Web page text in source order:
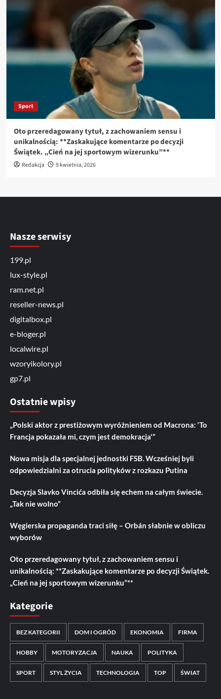
Sport
Oto przeredagowany tytuł, z zachowaniem sensu i
unikalnością: **Zaskakujące komentarze po decyzji
Świątek. „Cień na jej sportowym wizerunku”**
Redakcja 9 kwietnia, 2026
Nasze serwisy
199.pl
lux-style.pl
ram.net.pl
reseller-news.pl
digitalbox.pl
e-bloger.pl
localwire.pl
wzoryikolory.pl
gp7.pl
Ostatnie wpisy
„Polski aktor z prestiżowym wyróżnieniem od Macrona: 'To
Francja pokazała mi, czym jest demokracja'”
Nowa misja dla specjalnej jednostki FSB. Wcześniej byli
odpowiedzialni za otrucia polityków z rozkazu Putina
Decyzja Slavko Vincića odbiła się echem na całym świecie.
„Tak nie wolno”
Węgierska propaganda traci siłę – Orbán słabnie w obliczu
wyborów
Oto przeredagowany tytuł, z zachowaniem sensu i
unikalnością: **Zaskakujące komentarze po decyzji Świątek.
„Cień na jej sportowym wizerunku”**
Kategorie
BEZ KATEGORII DOM I OGRÓD EKONOMIA FIRMA
HOBBY MOTORYZACJA NAUKA POLITYKA
SPORT STYL ŻYCIA TECHNOLOGIA TOP ŚWIAT